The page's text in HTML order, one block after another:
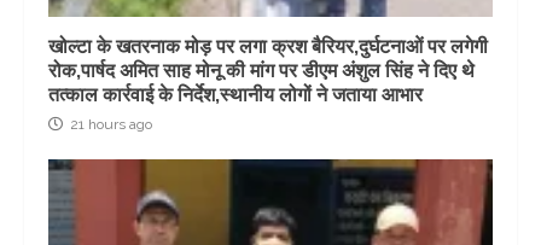
खोल्टा के खतरनाक मोड़ पर लगा क्रश बैरियर,दुर्घटनाओं पर लगेगी
रोक,पार्षद अमित साह मोनू की मांग पर डीएम अंशुल सिंह ने दिए थे
तत्काल कार्रवाई के निर्देश,स्थानीय लोगों ने जताया आभार
21 hours ago